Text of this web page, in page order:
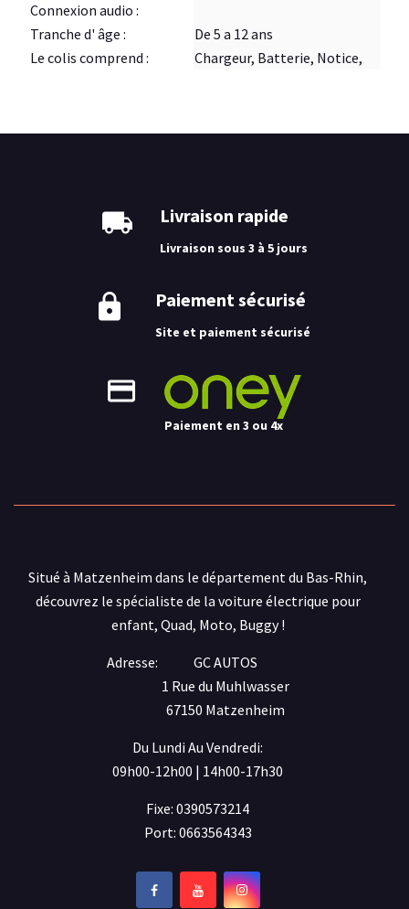
Connexion audio :
Tranche d' âge :
De 5 a 12 ans
Le colis comprend :
Chargeur, Batterie, Notice,
Livraison rapide
Livraison sous 3 à 5 jours
Paiement sécurisé
Site et paiement sécurisé
Paiement en 3 ou 4x
Situé à Matzenheim dans le département du Bas-Rhin,
découvrez le spécialiste de la voiture électrique pour
enfant, Quad, Moto, Buggy !
Adresse:
GC AUTOS
1 Rue du Muhlwasser
67150 Matzenheim
Du Lundi Au Vendredi:
09h00-12h00 | 14h00-17h30
Fixe: 0390573214
Port: 0663564343